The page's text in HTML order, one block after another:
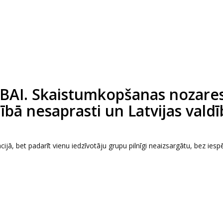
Skaistumkopšanas
nesaprasti un Latvijas
bet padarīt vienu iedzīvotāju grupu pilnīgi neaizsargātu, bez